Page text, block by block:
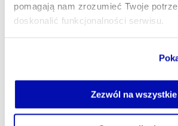
pomagają nam zrozumieć Twoje
doskonalić funkcjonalności serwisu.
Jeżeli nie wyrażasz zgody na
możesz łatwo zarządzać swoimi
własnej przeglądarce internetowej lub
Zezwól na wszystkie
magdalena.brzozka@xyz.pl